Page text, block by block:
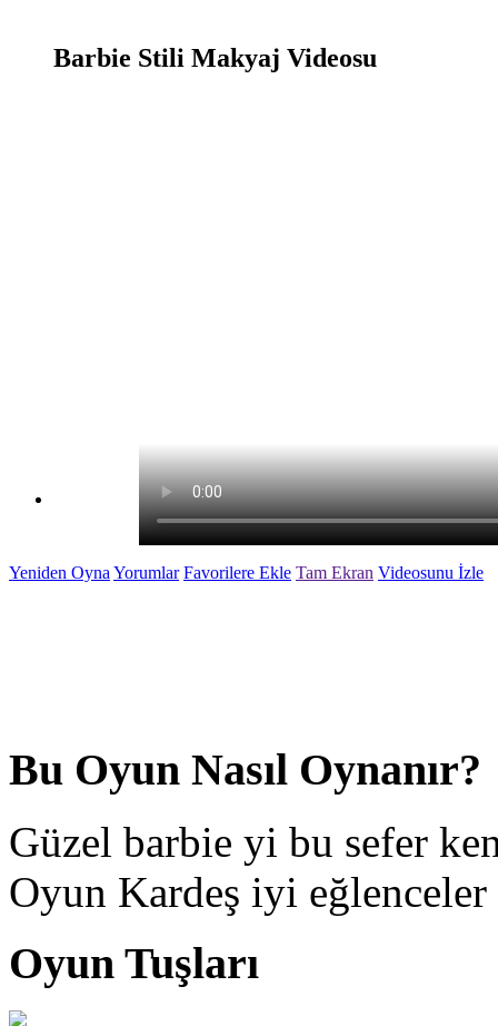
Barbie Stili Makyaj Videosu
Barbie Stili Makyaj Oyunu
Yeniden Oyna Yorumlar Favorilere Ekle Tam Ekran Videosunu İzle
Bu Oyun Nasıl Oynanır?
Güzel barbie yi bu sefer
Oyun Kardeş iyi
Oyun Tuşları